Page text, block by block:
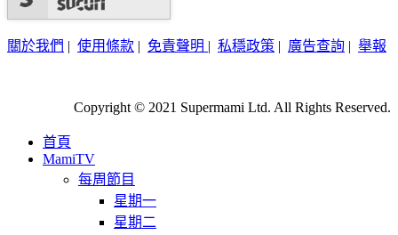
關於我們 | 使用條款 | 免責聲明 | 私穩政策 | 廣告查詢 | 舉報
Copyright © 2021 Supermami Ltd. All Rights Reserved.
首頁
MamiTV
每周節目
星期一
星期二